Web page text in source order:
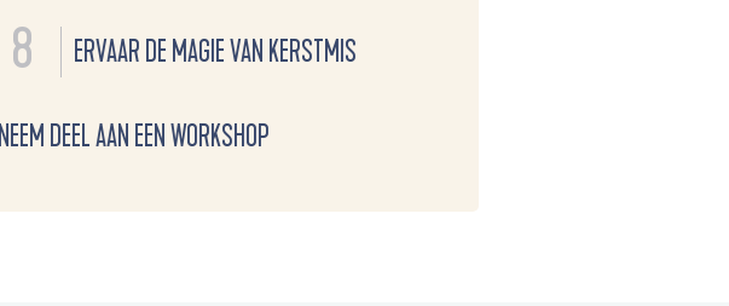
8 ERVAAR DE MAGIE VAN KERSTMIS
NEEM DEEL AAN EEN WORKSHOP